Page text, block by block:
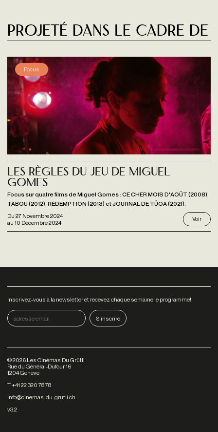
Projeté dans le cadre de
Focus
Du 27 Novembre 2024
au 10 Décembre 2024
Les règles du jeu de Miguel
Gomes
Focus sur quatre films de Miguel Gomes : CE CHER MOIS D'AOÛT (2008),
TABOU (2012), RÉDEMPTION (2013) et JOURNAL DE TÛOA (2021).
Voir
Inscrivez-vous à la newsletter et recevez chaque semaine le programme!
©2026 Les Cinémas Du Grütli
Rue du Général-Dufour 16
1204 Genève
T +41 22 320 78 78
info@cinemas-du-grutli.ch
v3.2